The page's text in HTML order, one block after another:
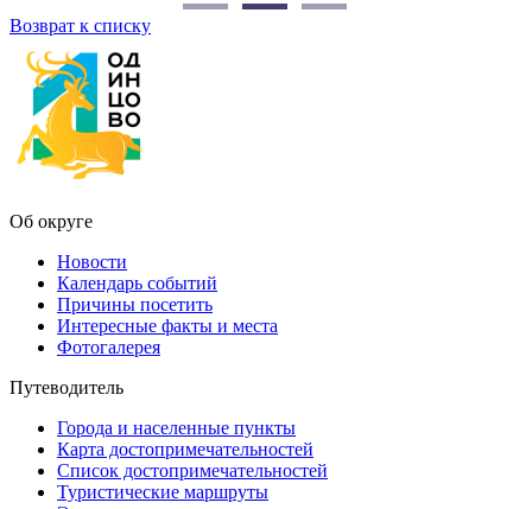
Возврат к списку
Об округе
Новости
Календарь событий
Причины посетить
Интересные факты и места
Фотогалерея
Путеводитель
Города и населенные пункты
Карта достопримечательностей
Список достопримечательностей
Туристические маршруты